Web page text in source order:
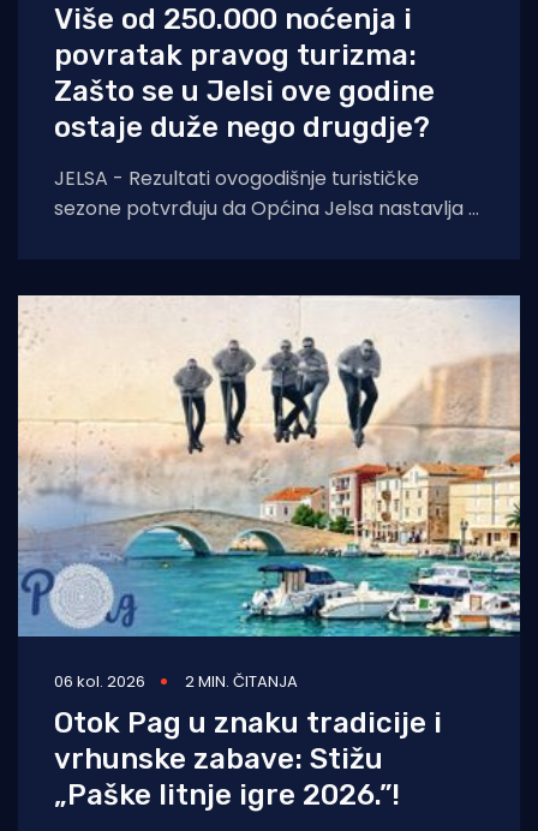
Više od 250.000 noćenja i
povratak pravog turizma:
Zašto se u Jelsi ove godine
ostaje duže nego drugdje?
JELSA - Rezultati ovogodišnje turističke
sezone potvrđuju da Općina Jelsa nastavlja u
06 kol. 2026 2 MIN. ČITANJA
Otok Pag u znaku tradicije i
vrhunske zabave: Stižu
„Paške litnje igre 2026.”!